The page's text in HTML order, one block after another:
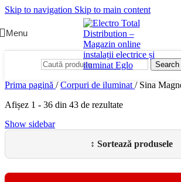
Skip to navigation Skip to main content
Menu
Search
Prima pagină / Corpuri de iluminat / Sina
Afișez 1 - 36 din 43 de rezultate
Show sidebar